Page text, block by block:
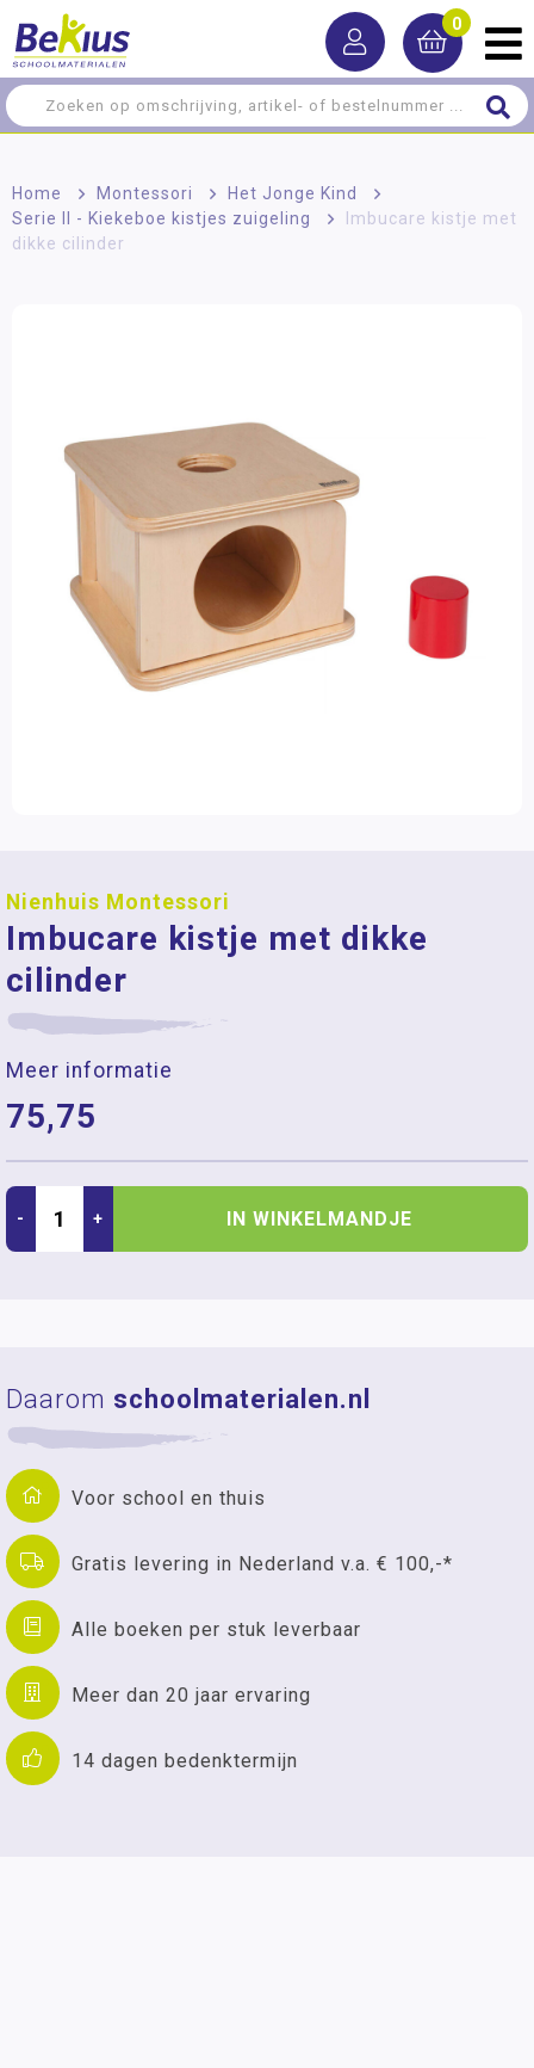
0
Home > Montessori > Het Jonge Kind
>
Serie II - Kiekeboe kistjes zuigeling
>
Imbucare kistje met
dikke cilinder
Nienhuis Montessori
Imbucare kistje met dikke
cilinder
Meer informatie
75,75
- + IN WINKELMANDJE
Daarom schoolmaterialen.nl
Voor school en thuis
Gratis levering in Nederland v.a. € 100,-*
Alle boeken per stuk leverbaar
Meer dan 20 jaar ervaring
14 dagen bedenktermijn